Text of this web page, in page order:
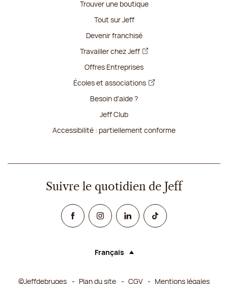
Trouver une boutique
Tout sur Jeff
Devenir franchisé
Travailler chez Jeff
Offres Entreprises
Écoles et associations
Besoin d'aide ?
Jeff Club
Accessibilité : partiellement conforme
Suivre le quotidien de Jeff
FacebookInstagramLinked InTikTok
Langue (sélectionner une option
Français
©Jeffdebruges Plan du site CGV Mentions légales